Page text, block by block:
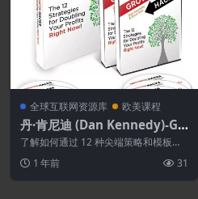
全球互联网资源库 欧美课程
丹·肯尼迪 (Dan Kennedy)-Gr
owth Hacks
了解如何通过 12 种尖端策略和模板快
立即...1 年前 31